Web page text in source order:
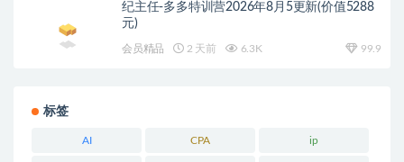
纪主任-多多特训营2026年8月5更新(价值5288
元)
会员精品 2 天前 6.3K 99.9
标签
AI CPA ip